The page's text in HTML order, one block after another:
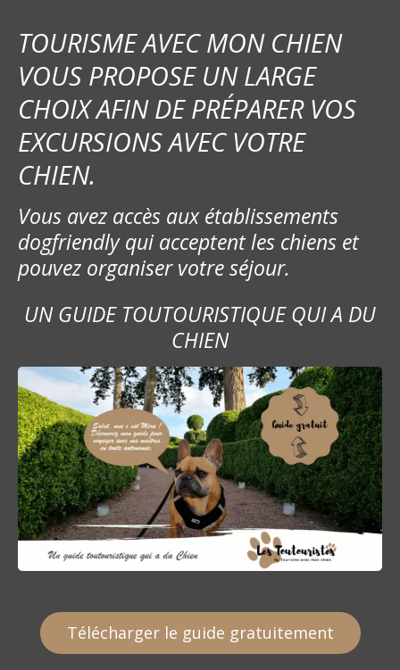
TOURISME AVEC MON CHIEN
VOUS PROPOSE UN LARGE
CHOIX AFIN DE PRÉPARER VOS
EXCURSIONS AVEC VOTRE
CHIEN.
Vous avez accès aux établissements
dogfriendly qui acceptent les chiens et
pouvez organiser votre séjour.
UN GUIDE TOUTOURISTIQUE QUI A DU
CHIEN
Télécharger le guide gratuitement